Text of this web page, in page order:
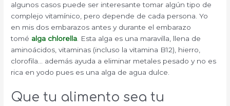
algunos casos puede ser interesante tomar algún tipo de
complejo vitamínico, pero depende de cada persona. Yo
en mis dos embarazos antes y durante el embarazo
tomé alga chlorella. Esta alga es una maravilla, llena de
aminoácidos, vitaminas (incluso la vitamina B12), hierro,
clorofila… además ayuda a eliminar metales pesado y no es
rica en yodo pues es una alga de agua dulce.
Que tu alimento sea tu